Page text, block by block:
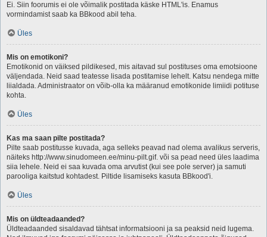
Ei. Siin foorumis ei ole võimalik postitada käske HTML'is. Enamus
vormindamist saab ka BBkood abil teha.
Üles
Mis on emotikoni?
Emotikonid on väiksed pildikesed, mis aitavad sul postituses oma emotsioone
väljendada. Neid saad teatesse lisada postitamise lehelt. Katsu nendega mitte
liialdada. Administraator on võib-olla ka määranud emotikonide limiidi potituse
kohta.
Üles
Kas ma saan pilte postitada?
Pilte saab postitusse kuvada, aga selleks peavad nad olema avalikus serveris,
näiteks http://www.sinudomeen.ee/minu-pilt.gif. või sa pead need üles laadima
siia lehele. Neid ei saa kuvada oma arvutist (kui see pole server) ja samuti
parooliga kaitstud kohtadest. Piltide lisamiseks kasuta BBkood'i.
Üles
Mis on üldteadaanded?
Üldteadaanded sisaldavad tähtsat informatsiooni ja sa peaksid neid lugema.